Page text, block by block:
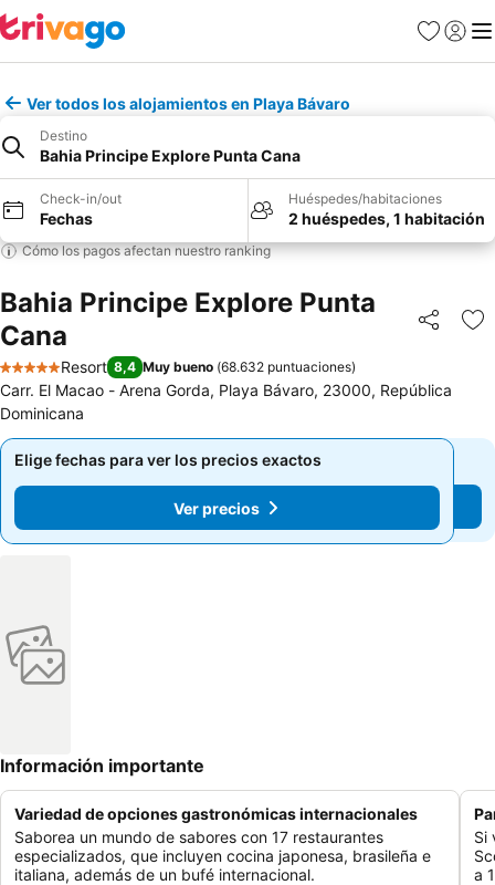
Favoritos
Iniciar
Ver todos los alojamientos en Playa Bávaro
Destino
Bahia Principe Explore Punta Cana
Check-in/out
Fechas
Huéspedes/habitaciones
2 huéspedes, 1 habitación
Cómo los pagos afectan nuestro ranking
Bahia Principe Explore Punta
Cana
Compartir
5 Estrellas
Resort 8,4 Muy bueno (68.632 puntuaciones)
Carr. El Macao - Arena Gorda, Playa Bávaro, 23000, República
Dominicana
Elige fechas para ver los precios exactos
Ver precios
Elige fechas para ver los precios exactos
Ver precios
Información importante
Variedad de opciones gastronómicas internacionales
Saborea un mundo de sabores con 17 restaurantes
especializados, que incluyen cocina japonesa, brasileña e
italiana, además de un bufé internacional.
Si
a